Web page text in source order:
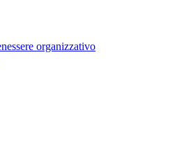
organizzativo